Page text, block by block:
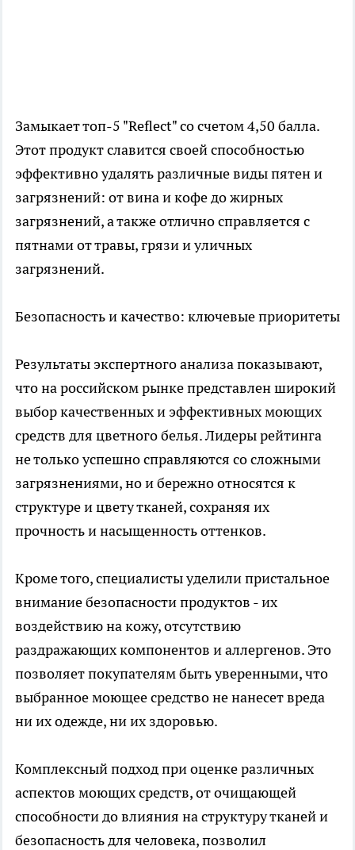
Замыкает топ-5 "Reflect" со счетом 4,50 балла.
Этот продукт славится своей способностью
эффективно удалять различные виды пятен и
загрязнений: от вина и кофе до жирных
загрязнений, а также отлично справляется с
пятнами от травы, грязи и уличных
загрязнений.
Безопасность и качество: ключевые приоритеты
Результаты экспертного анализа показывают,
что на российском рынке представлен широкий
выбор качественных и эффективных моющих
средств для цветного белья. Лидеры рейтинга
не только успешно справляются со сложными
загрязнениями, но и бережно относятся к
структуре и цвету тканей, сохраняя их
прочность и насыщенность оттенков.
Кроме того, специалисты уделили пристальное
внимание безопасности продуктов - их
воздействию на кожу, отсутствию
раздражающих компонентов и аллергенов. Это
позволяет покупателям быть уверенными, что
выбранное моющее средство не нанесет вреда
ни их одежде, ни их здоровью.
Комплексный подход при оценке различных
аспектов моющих средств, от очищающей
способности до влияния на структуру тканей и
безопасность для человека, позволил